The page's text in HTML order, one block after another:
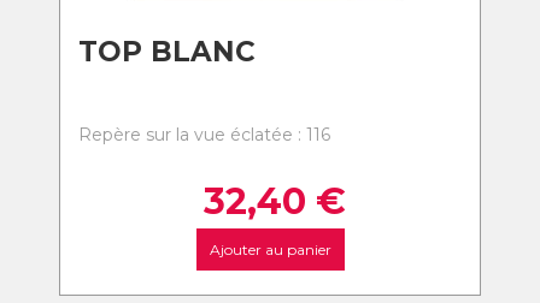
TOP BLANC
Repère sur la vue éclatée : 116
32,40 €
Ajouter au panier